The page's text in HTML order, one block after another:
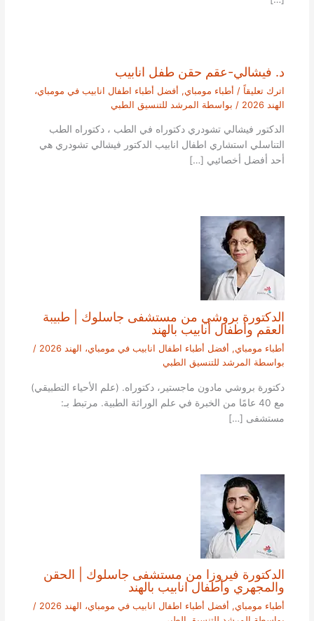
د. فيشالي-عقم حقن طفل انابيب
اترك تعليقاً / أطباء مومباي, أفضل أطباء اطفال انابيب في مومباي،
الهند 2026
/ بواسطة المرشد للتنسيق الطبي
الدكتور فيشالي تشودري دكتوراه في الطب ، دكتوراه الطب
التناسلي استشاري اطفال انابيب الدكتور فيشالي تشودري هي
أحد أفضل أخصائيي […]
الدكتورة بروشي من مستشفى جاسلوك | طبيبة
العقم وأطفال أنابيب بالهند
أطباء مومباي, أفضل أطباء اطفال انابيب في مومباي، الهند 2026
/
بواسطة المرشد للتنسيق الطبي
دكتورة بروشي مادون ماجستير، دكتوراه. (علم الأحياء التطبيقي)
مع 40 عامًا من الخبرة في علم الوراثة الطبية. مرتبط بـ:
مستشفى […]
الدكتورة فيروزا من مستشفى جاسلوك | الحقن
والمجهري وأطفال انابيب بالهند
أطباء مومباي, أفضل أطباء اطفال انابيب في مومباي، الهند 2026
/